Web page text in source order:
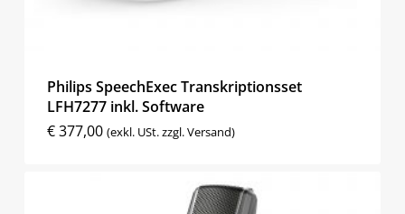
Philips SpeechExec Transkriptionsset
LFH7277 inkl. Software
€377,00 (exkl. USt. zzgl. Versand)